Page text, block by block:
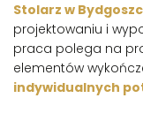
Stolarz w
projektowaniu i
praca polega na
elementów
indywidualnych